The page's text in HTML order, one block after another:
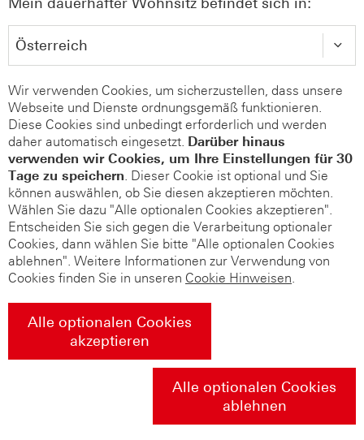
Wir verwenden Cookies, um sicherzustellen, dass unsere
Webseite und Dienste ordnungsgemäß funktionieren.
Diese Cookies sind unbedingt erforderlich und werden
daher automatisch eingesetzt. Darüber hinaus
verwenden wir Cookies, um Ihre Einstellungen für 30
Tage zu speichern. Dieser Cookie ist optional und Sie
können auswählen, ob Sie diesen akzeptieren möchten.
Wählen Sie dazu "Alle optionalen Cookies akzeptieren".
Entscheiden Sie sich gegen die Verarbeitung optionaler
Cookies, dann wählen Sie bitte "Alle optionalen Cookies
ablehnen". Weitere Informationen zur Verwendung von
Cookies finden Sie in unseren Cookie Hinweisen.
Alle optionalen Cookies
akzeptieren
Alle optionalen Cookies
ablehnen